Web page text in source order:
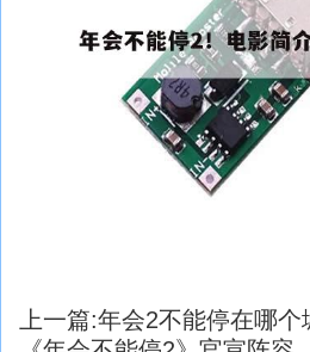
上一篇:年会2不能停在哪个